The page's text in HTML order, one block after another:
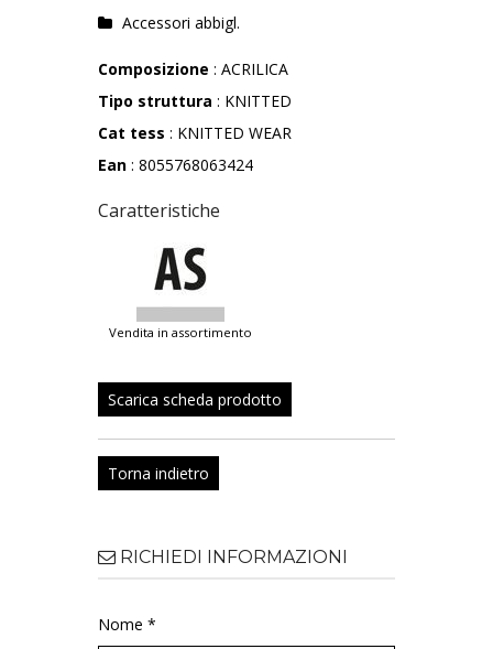
Accessori abbigl.
Composizione : ACRILICA
Tipo struttura : KNITTED
Cat tess : KNITTED WEAR
Ean : 8055768063424
Caratteristiche
vendita in assortimento
Scarica scheda prodotto
Torna indietro
RICHIEDI INFORMAZIONI
Nome *